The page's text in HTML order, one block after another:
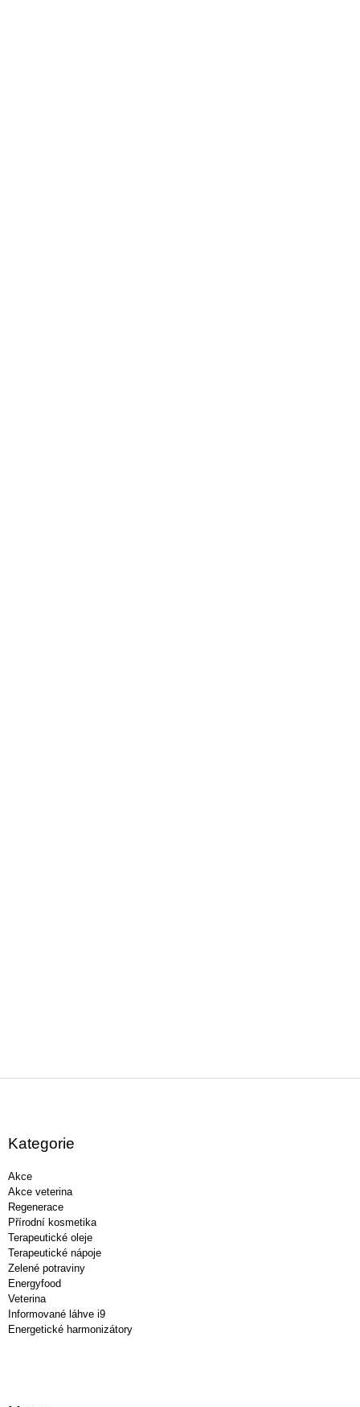
Kategorie
Akce
Akce veterina
Regenerace
Přírodní kosmetika
Terapeutické oleje
Terapeutické nápoje
Zelené potraviny
Energyfood
Veterina
Informované láhve i9
Energetické harmonizátory